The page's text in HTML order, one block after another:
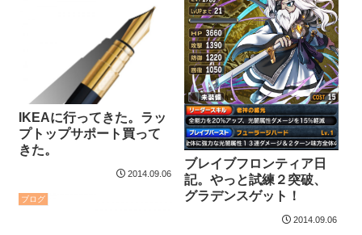
IKEAに行ってきた。ラッ
プトップサポート買って
きた。
2014.09.06
ブレイブフロンティア日
記。やっと試練２突破、
グラデンスゲット！
2014.09.06
ブログ